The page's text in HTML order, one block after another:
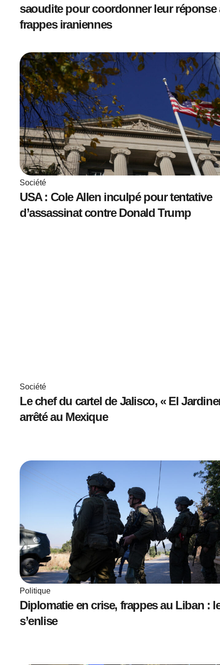
saoudite pour coordonner leur réponse
frappes iraniennes
Société
USA : Cole Allen inculpé pour tentative
d’assassinat contre Donald Trump
Société
Le chef du cartel de Jalisco, « El
arrêté au Mexique
Politique
Diplomatie en crise, frappes au Liban :
s’enlise